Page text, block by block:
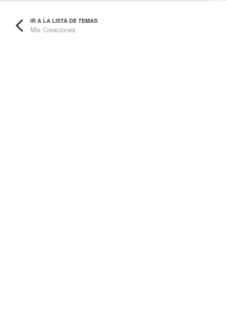
IR A LA LISTA DE TEMAS
Mis Creaciones